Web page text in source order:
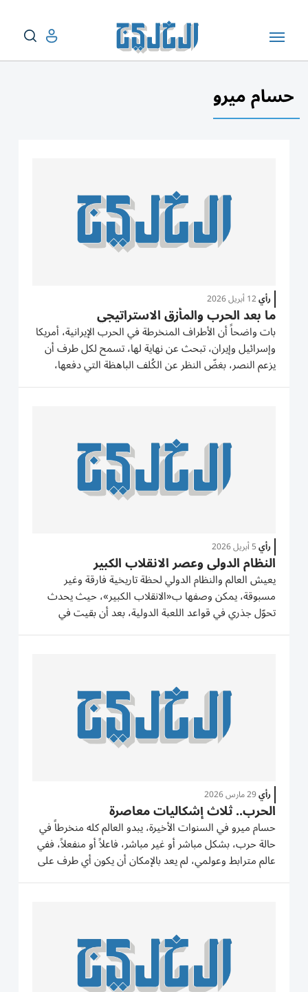
حسام ميرو
رأي12 أبريل 2026
ما بعد الحرب والمأزق الاستراتيجي
بات واضحاً أن الأطراف المنخرطة في الحرب الإيرانية، أمريكا
وإسرائيل وإيران، تبحث عن نهاية لها، تسمح لكل طرف أن
يزعم النصر، بغضّ النظر عن الكُلف الباهظة التي دفعها،
وبغضّ النظر عمّا حققه من أهداف. هنا تكمن المعضلة، أو
رأي5 أبريل 2026
النظام الدولي وعصر الانقلاب الكبير
يعيش العالم والنظام الدولي لحظة تاريخية فارقة وغير
مسبوقة، يمكن وصفها ب«الانقلاب الكبير»، حيث يحدث
تحوّل جذري في قواعد اللعبة الدولية، بعد أن بقيت في
العقود التي تلت نهاية الحرب الباردة تعيش تقلبات عديدة،
رأي29 مارس 2026
الحرب.. ثلاث إشكاليات معاصرة
حسام ميرو في السنوات الأخيرة، يبدو العالم كله منخرطاً في
حالة حرب، بشكل مباشر أو غير مباشر، فاعلاً أو منفعلاً، ففي
عالم مترابط وعولمي، لم يعد بالإمكان أن يكون أي طرف على
الحياد المطلق، فطالما أن العولمة أوجدت اعتمادية غير